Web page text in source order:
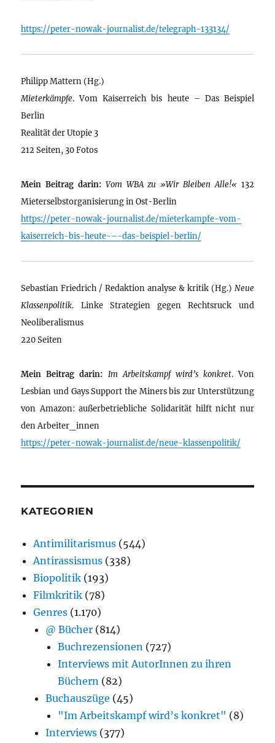
https://peter-nowak-journalist.de/telegraph-133134/
Philipp Mattern (Hg.)
Mieterkämpfe. Vom Kaiserreich bis heute – Das Beispiel
Berlin
Realität der Utopie 3
212 Seiten, 30 Fotos
Mein Beitrag darin: Vom WBA zu »Wir Bleiben Alle!« 132
Mieterselbstorganisierung in Ost-Berlin
https://peter-nowak-journalist.de/mieterkampfe-vom-
kaiserreich-bis-heute-–-das-beispiel-berlin/
Sebastian Friedrich / Redaktion analyse & kritik (Hg.) Neue
Klassenpolitik. Linke Strategien gegen Rechtsruck und
Neoliberalismus
220 Seiten
Mein Beitrag darin: Im Arbeitskampf wird’s konkret. Von
Lesbian und Gays Support the Miners bis zur Unterstützung
von Amazon: außerbetriebliche Solidarität hilft nicht nur
den Arbeiter_innen
https://peter-nowak-journalist.de/neue-klassenpolitik/
KATEGORIEN
Antimilitarismus (544)
Antirassismus (338)
Biopolitik (193)
Filmkritik (78)
Genres (1.170)
@ Bücher (814)
Buchrezensionen (727)
Interviews mit AutorInnen zu ihren
Büchern (82)
Buchauszüge (45)
"Im Arbeitskampf wird’s konkret" (8)
Interviews (377)